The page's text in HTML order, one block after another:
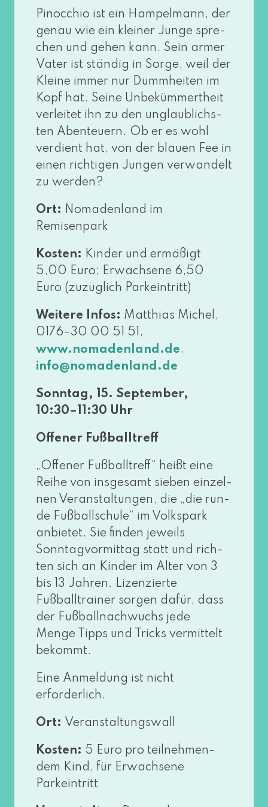
Pinocchio ist ein Hampelmann, der
genau wie ein klei­ner Junge spre­
chen und gehen kann. Sein armer
Vater ist stän­dig in Sorge, weil der
Kleine immer nur Dummheiten im
Kopf hat. Seine Unbekümmertheit
ver­lei­tet ihn zu den unglaub­lichs­
ten Abenteuern. Ob er es wohl
ver­dient hat, von der blau­en Fee in
einen rich­ti­gen Jungen ver­wan­delt
zu werden?
Ort: Nomadenland im
Remisenpark
Kosten: Kinder und ermä­ßigt
5,00 Euro; Erwachsene 6,50
Euro (zuzüg­lich Parkeintritt)
Weitere Infos: Matthias Michel,
0176–30 00 51 51,
www​.noma​den​land​.de,
info@​nomadenland.​de
Sonntag, 15. September,
10:30–11:30 Uhr
Offener Fußballtreff
„Offener Fußballtreff“ heißt eine
Reihe von ins­ge­samt sie­ben ein­zel­
nen Veranstaltungen, die „die run­
de Fußballschule“ im Volkspark
anbie­tet. Sie fin­den jeweils
Sonntagvormittag statt und rich­
ten sich an Kinder im Alter von 3
bis 13 Jahren. Lizenzierte
Fußballtrainer sor­gen dafür, dass
der Fußballnachwuchs jede
Menge Tipps und Tricks ver­mit­telt
bekommt.
Eine Anmeldung ist nicht
erforderlich.
Ort: Veranstaltungswall
Kosten: 5 Euro pro teil­neh­men­
dem Kind, für Erwachsene
Parkeintritt